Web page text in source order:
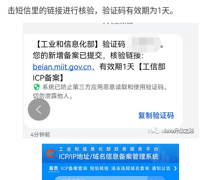
击短信里的链接进行核验，验证码有效期为1天。